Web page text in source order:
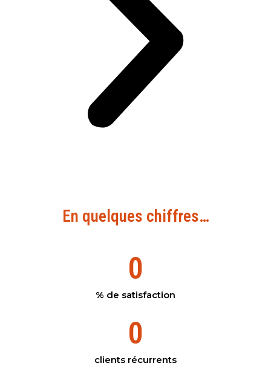
En quelques chiffres…
% de satisfaction
0
clients récurrents
0